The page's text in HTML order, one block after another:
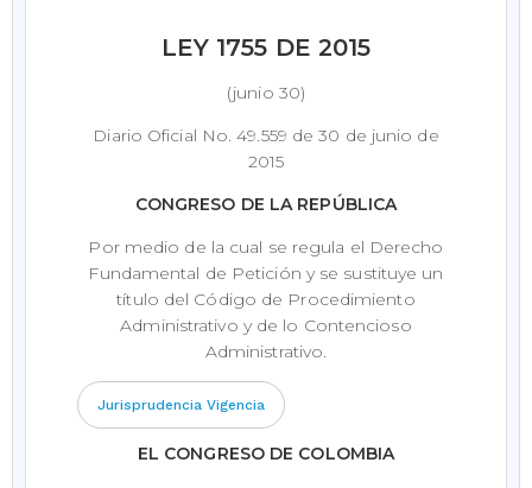
LEY 1755 DE 2015
(junio 30)
Diario Oficial No. 49.559 de 30 de junio de
2015
CONGRESO DE LA REPÚBLICA
Por medio de la cual se regula el Derecho
Fundamental de Petición y se sustituye un
título del Código de Procedimiento
Administrativo y de lo Contencioso
Administrativo.
Jurisprudencia Vigencia
EL CONGRESO DE COLOMBIA